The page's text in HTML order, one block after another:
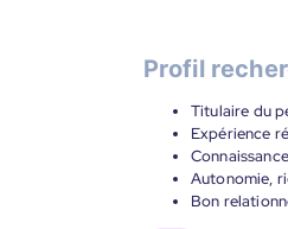
Profil
Titulaire du
Expérience
Autonomie,
Bon